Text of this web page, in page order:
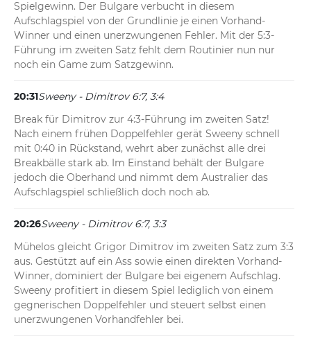
Spielgewinn. Der Bulgare verbucht in diesem
Aufschlagspiel von der Grundlinie je einen Vorhand-
Winner und einen unerzwungenen Fehler. Mit der 5:3-
Führung im zweiten Satz fehlt dem Routinier nun nur
noch ein Game zum Satzgewinn.
20:31Sweeny - Dimitrov 6:7, 3:4
Break für Dimitrov zur 4:3-Führung im zweiten Satz!
Nach einem frühen Doppelfehler gerät Sweeny schnell
mit 0:40 in Rückstand, wehrt aber zunächst alle drei
Breakbälle stark ab. Im Einstand behält der Bulgare
jedoch die Oberhand und nimmt dem Australier das
Aufschlagspiel schließlich doch noch ab.
20:26Sweeny - Dimitrov 6:7, 3:3
Mühelos gleicht Grigor Dimitrov im zweiten Satz zum 3:3
aus. Gestützt auf ein Ass sowie einen direkten Vorhand-
Winner, dominiert der Bulgare bei eigenem Aufschlag.
Sweeny profitiert in diesem Spiel lediglich von einem
gegnerischen Doppelfehler und steuert selbst einen
unerzwungenen Vorhandfehler bei.